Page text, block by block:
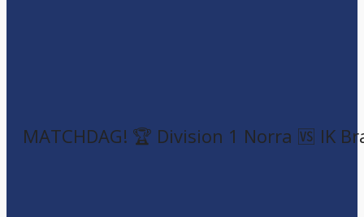
MATCHDAG! 🏆 Division 1 Norra 🆚 IK